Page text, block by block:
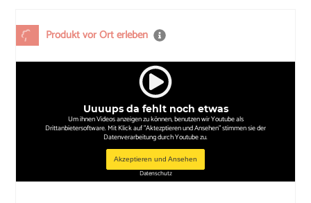
Produkt vor Ort erleben
Uuuups da fehlt noch etwas
Um ihnen Videos anzeigen zu können, benutzen wir Youtube als
Drittanbietersoftware. Mit Klick auf "Aktezptieren und Ansehen" stimmen sie der
Datenverarbeitung durch Youtube zu.
Akzeptieren und Ansehen
Datenschutz